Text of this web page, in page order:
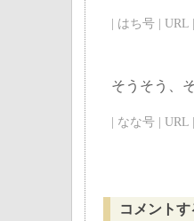
| はち号 |
そうそう、
| なな号 |
コメントす